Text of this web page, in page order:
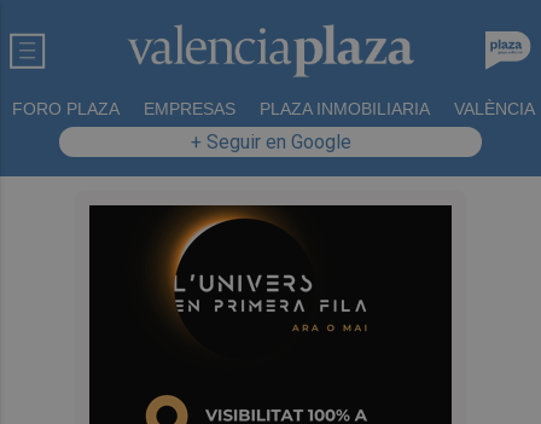
FORO PLAZA EMPRESAS PLAZA INMOBILIARIA VALÈNCIA
+ Seguir en Google